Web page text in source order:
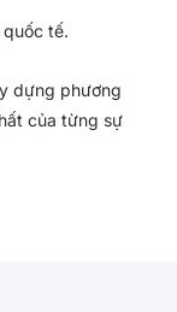
tế.
dựng phương
của từng sự